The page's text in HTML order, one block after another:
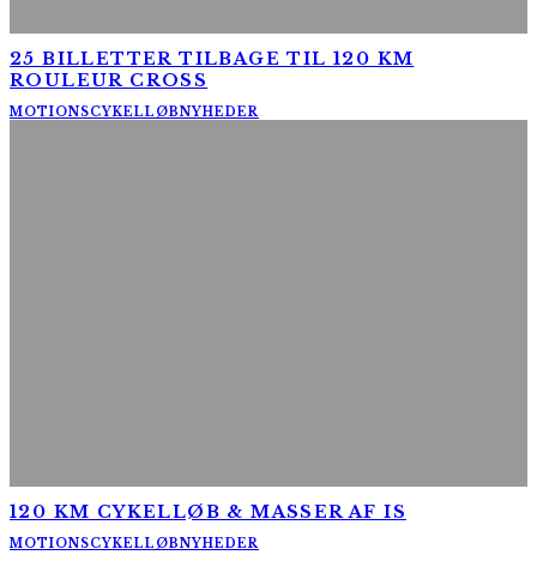
25 BILLETTER TILBAGE TIL 120 KM
ROULEUR CROSS
MOTIONSCYKELLØBNYHEDER
120 KM CYKELLØB & MASSER AF IS
MOTIONSCYKELLØBNYHEDER